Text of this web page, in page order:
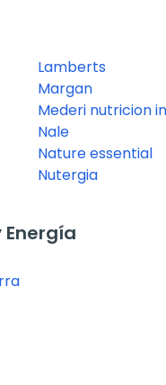
Lamberts
Margan
Mederi nutricion
Nale
Nature essential
Nutergia